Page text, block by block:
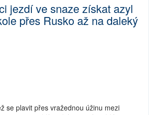
jezdí ve snaze získat azyl
přes Rusko až na daleký
se plavit přes vražednou úžinu mezi